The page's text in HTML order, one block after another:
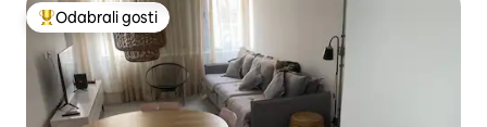
Među najviše rangiranima s oznakom „Odabrali gosti”
Odabrali gosti